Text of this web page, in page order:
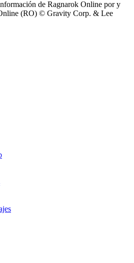
de Ragnarok Online por y
(RO) © Gravity Corp. & Lee